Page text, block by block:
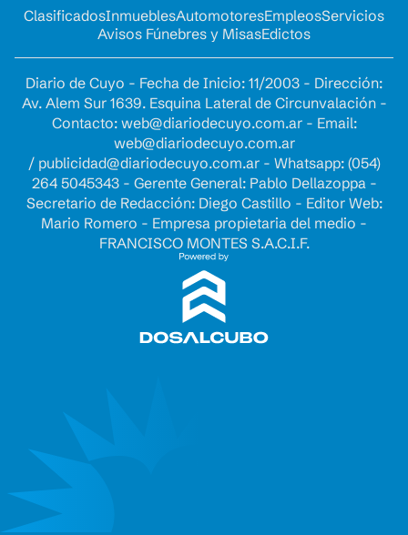
ClasificadosInmueblesAutomotoresEmpleosServicios
Avisos Fúnebres y MisasEdictos
Diario de Cuyo - Fecha de Inicio: 11/2003 - Dirección:
Av. Alem Sur 1639. Esquina Lateral de Circunvalación -
Contacto: web@diariodecuyo.com.ar- Email:
web@diariodecuyo.com.ar
/ publicidad@diariodecuyo.com.ar- Whatsapp: (054)
264 5045343 - Gerente General: Pablo Dellazoppa -
Secretario de Redacción: Diego Castillo - Editor Web:
Mario Romero - Empresa propietaria del medio -
FRANCISCO MONTES S.A.C.I.F.